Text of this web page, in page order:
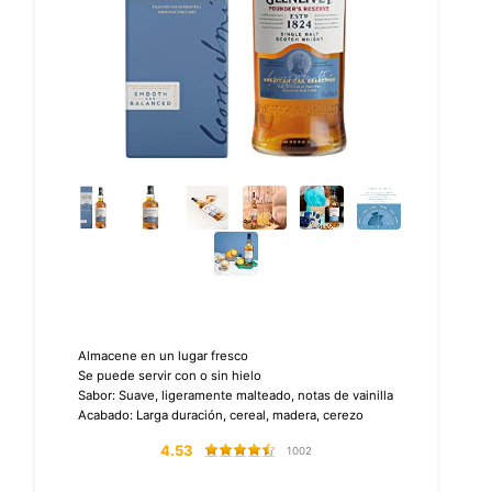
‎Almacene en un lugar fresco
Se puede servir con o sin hielo
Sabor: Suave, ligeramente malteado, notas de vainilla
Acabado: Larga duración, cereal, madera, cerezo
4.53 1002